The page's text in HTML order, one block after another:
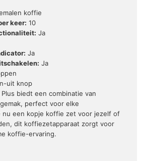
koffie
keer: 10
Ja
Ja
Ja
uit knop
biedt een combinatie van
perfect voor elke
nu een kopje koffie zet voor jezelf of
dit koffiezetapparaat zorgt voor
koffie-ervaring.